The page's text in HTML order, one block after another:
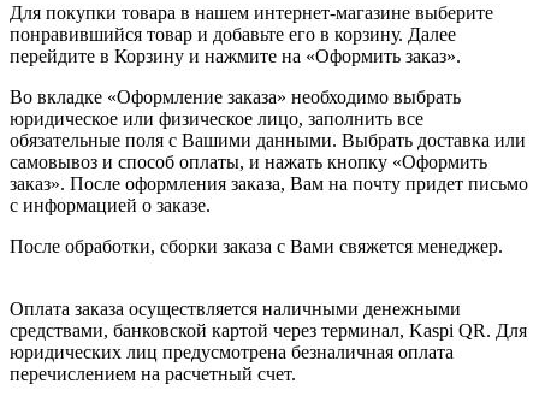
Для покупки товара в нашем интернет-магазине выберите
понравившийся товар и добавьте его в корзину. Далее
перейдите в Корзину и нажмите на «Оформить заказ».
Во вкладке «Оформление заказа» необходимо выбрать
юридическое или физическое лицо, заполнить все
обязательные поля с Вашими данными. Выбрать доставка или
самовывоз и способ оплаты, и нажать кнопку «Оформить
заказ». После оформления заказа, Вам на почту придет письмо
с информацией о заказе.
После обработки, сборки заказа с Вами свяжется менеджер.
Оплата заказа осуществляется наличными денежными
средствами, банковской картой через терминал, Kaspi QR. Для
юридических лиц предусмотрена безналичная оплата
перечислением на расчетный счет.